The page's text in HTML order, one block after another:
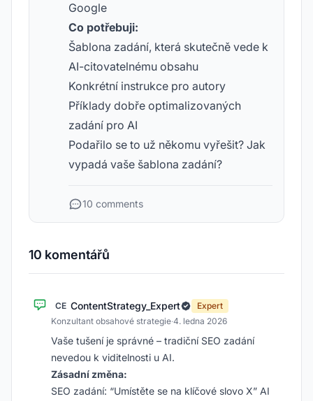
Google
Co potřebuji:
Šablona zadání, která skutečně vede k
AI-citovatelnému obsahu
Konkrétní instrukce pro autory
Příklady dobře optimalizovaných
zadání pro AI
Podařilo se to už někomu vyřešit? Jak
vypadá vaše šablona zadání?
10 comments
10 komentářů
CE ContentStrategy_Expert
Expert
Konzultant obsahové strategie·4. ledna 2026
Vaše tušení je správné – tradiční SEO zadání
nevedou k viditelnosti u AI.
Zásadní změna:
SEO zadání: “Umístěte se na klíčové slovo X” AI